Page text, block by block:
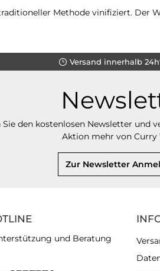
Methode vinifiziert. Der
Versand innerhalb
den kostenlosen Newsletter und
Aktion mehr von Curry
Zur Newsletter
und Beratung